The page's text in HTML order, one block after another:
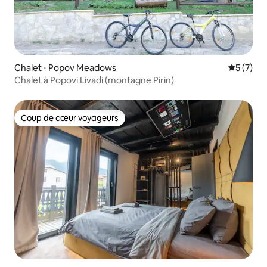
Chalet ⋅ Popov Meadows
5 (7)
Chalet à Popovi Livadi (montagne Pirin)
Coup de cœur voyageurs
Coup de cœur voyageurs